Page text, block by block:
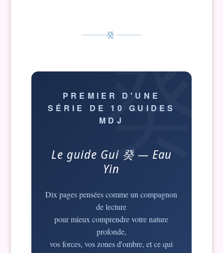
癸
PREMIER D'UNE
SÉRIE DE 10 GUIDES
MDJ
Le guide Gui 癸 — Eau
Yin
Dix pages pensées comme un compagnon
de lecture
pour mieux comprendre votre nature
profonde,
vos forces, vos zones d'ombre, et ce qui